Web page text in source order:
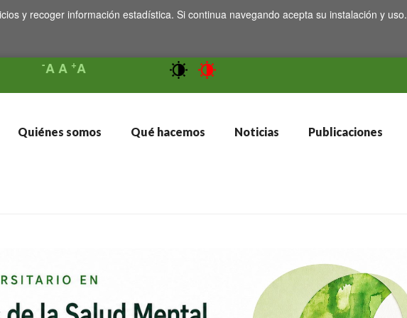
y recoger información estadística. Si continua navegando acepta su instalación y uso.
-AA +A
Quiénes somos Qué hacemos Noticias Publicaciones